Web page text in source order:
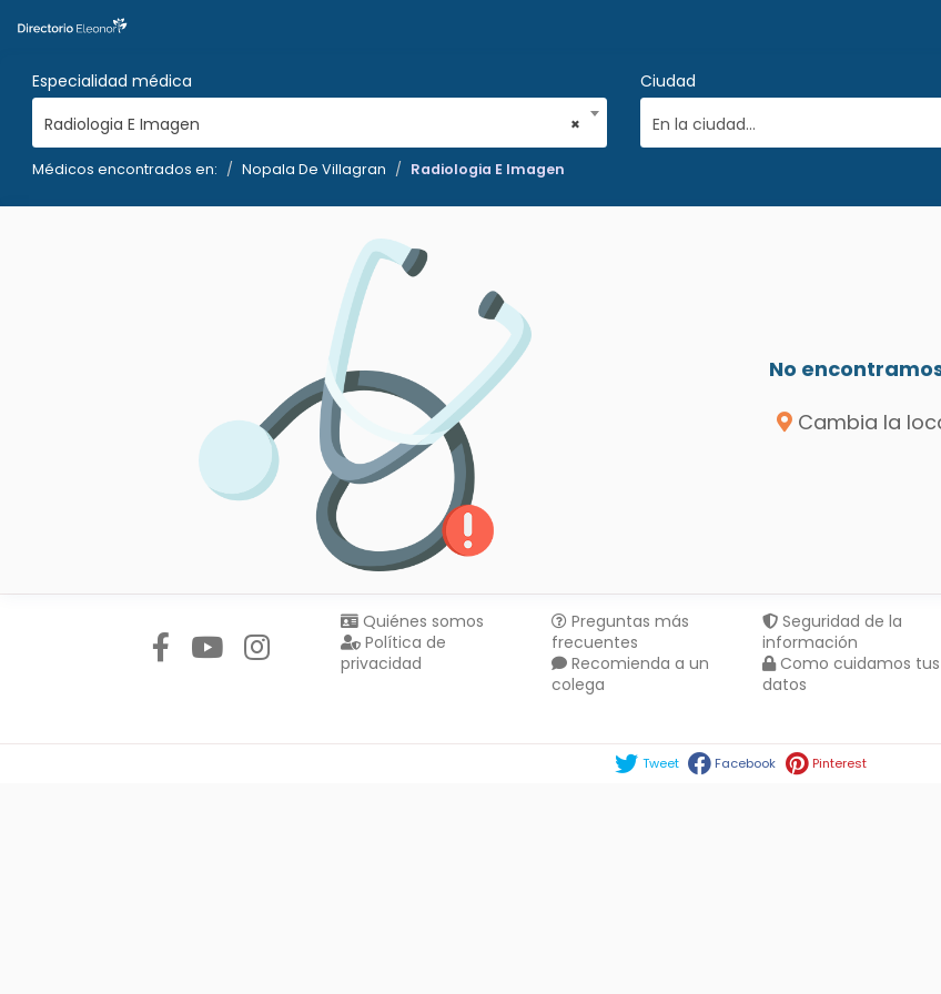
Especialidad médica
×
Radiologia E Imagen
Ciudad
En la ciudad...
Médicos encontrados en: Nopala De Villagran Radiologia E Imagen
No
Cambia la
Quiénes somos
Política de
privacidad
Preguntas más
frecuentes
Recomienda a un
colega
Seguridad de la
información
Como cuidamos tus
datos
Tweet Facebook Pinterest